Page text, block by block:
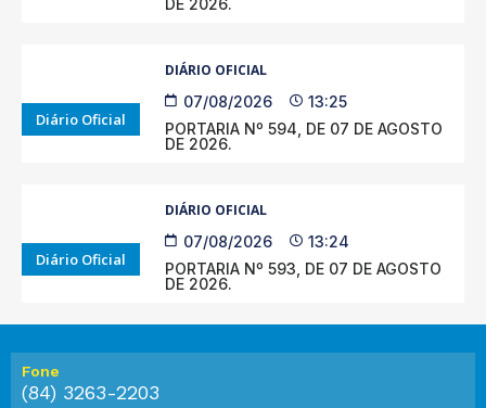
DE 2026.
Diário Oficial
DIÁRIO OFICIAL
07/08/2026
13:25
PORTARIA Nº 594, DE 07 DE AGOSTO
DE 2026.
Diário Oficial
DIÁRIO OFICIAL
07/08/2026
13:24
PORTARIA Nº 593, DE 07 DE AGOSTO
DE 2026.
Fone
(84) 3263-2203